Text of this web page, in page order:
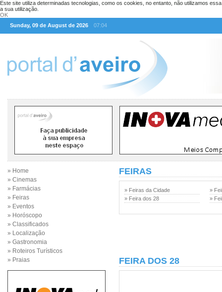
Este site utiliza determinadas tecnologias, como os cookies, no entanto, não utilizamos
a sua utilização.
OK
Sunday, 09 de August de 2026
07:04
» Home
» Cinemas
» Farmácias
» Feiras
» Eventos
» Horóscopo
» Classificados
» Localização
» Gastronomia
» Roteiros Turísticos
» Praias
FEIRAS
» Feiras da Cidade
» Feira dos 28
»
»
FEIRA DOS 28